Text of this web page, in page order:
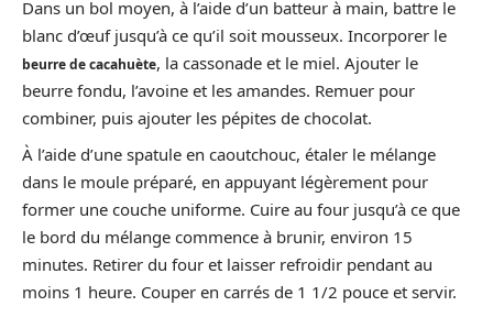
Dans un bol moyen, à l’aide d’un batteur à main, battre le
blanc d’œuf jusqu’à ce qu’il soit mousseux. Incorporer le
beurre de cacahuète, la cassonade et le miel. Ajouter le
beurre fondu, l’avoine et les amandes. Remuer pour
combiner, puis ajouter les pépites de chocolat.
À l’aide d’une spatule en caoutchouc, étaler le mélange
dans le moule préparé, en appuyant légèrement pour
former une couche uniforme. Cuire au four jusqu’à ce que
le bord du mélange commence à brunir, environ 15
minutes. Retirer du four et laisser refroidir pendant au
moins 1 heure. Couper en carrés de 1 1/2 pouce et servir.